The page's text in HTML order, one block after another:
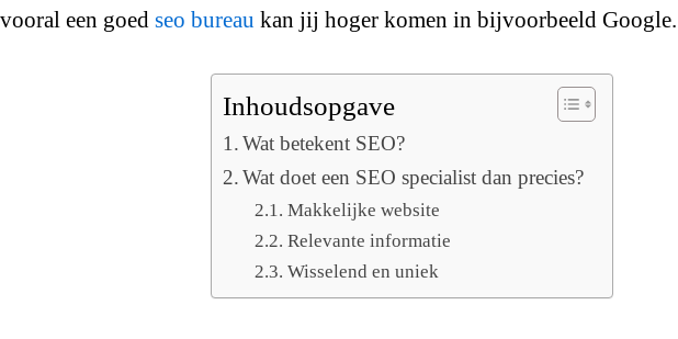
vooral een goed seo bureau kan jij hoger komen in bijvoorbeeld Google.
Inhoudsopgave
Wat betekent SEO?
Wat doet een SEO specialist dan precies?
Makkelijke website
Relevante informatie
Wisselend en uniek